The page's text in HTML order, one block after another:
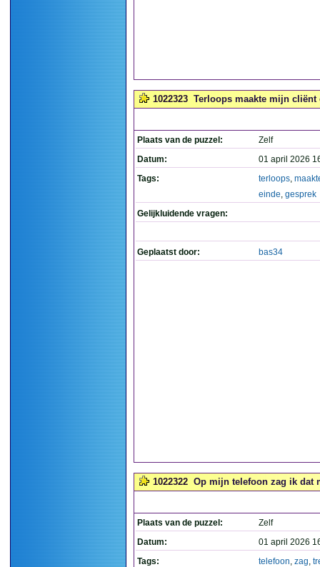
1022323 Terloops maakte mijn cliënt
Plaats van de puzzel:
Zelf
Datum:
01 april 2026
Tags:
terloops,
einde, gesprek
Gelijkluidende vragen:
Geplaatst door: bas34
1022322 Op mijn telefoon zag ik dat
Plaats van de puzzel:
Zelf
Datum:
01 april 2026
Tags:
telefoon, zag,